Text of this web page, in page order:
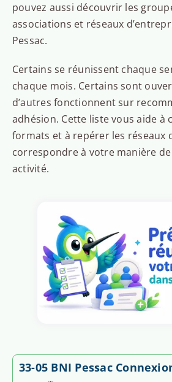
pouvez aussi découvrir les
associations et réseaux
Pessac.
Certains se réunissent chaque
chaque mois. Certains sont
d’autres fonctionnent sur
adhésion. Cette liste vous aide à
formats et à repérer les réseaux
correspondre à votre manière
activité.
33-05 BNI Pessac